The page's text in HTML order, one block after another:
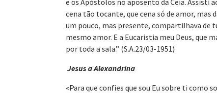
cena tão tocante, que cena só de amor, mas
um pouco, mas presente, compartilhava de
mesmo amor. E a Eucaristia meu Deus, que
por toda a sala.” (S.A.23/03-1951)
Jesus a Alexandrina
«Para que confies que sou Eu sobre ti como